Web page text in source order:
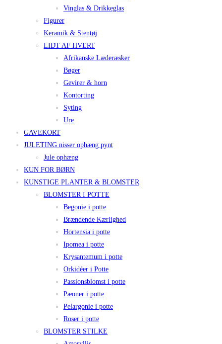
Vinglas & Drikkeglas
Figurer
Keramik & Stentøj
LIDT AF HVERT
Afrikanske Læderæsker
Bøger
Gevirer & horn
Kontorting
Syting
Ure
GAVEKORT
JULETING nisser ophæng pynt
Jule ophæng
KUN FOR BØRN
KUNSTIGE PLANTER & BLOMSTER
BLOMSTER I POTTE
Begonie i potte
Brændende Kærlighed
Hortensia i potte
Ipomea i potte
Krysantemum i potte
Orkidéer i Potte
Passionsblomst i potte
Pæoner i potte
Pelargonie i potte
Roser i potte
BLOMSTER STILKE